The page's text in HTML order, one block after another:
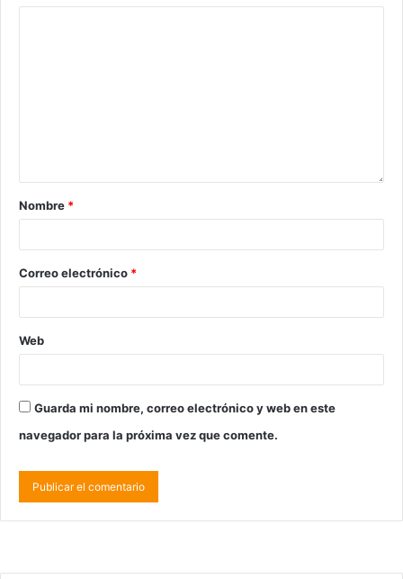
Nombre *
Correo electrónico *
Web
Guarda mi nombre, correo electrónico y web en este
navegador para la próxima vez que comente.